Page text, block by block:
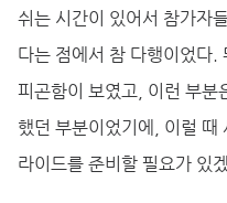
쉬는 시간이 있어서 참가자
다는 점에서 참 다행이었다.
피곤함이 보였고, 이런 부분
했던 부분이었기에, 이럴 때
라이드를 준비할 필요가 있